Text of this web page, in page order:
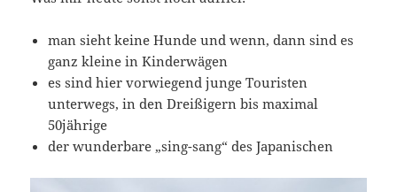
man sieht keine Hunde und wenn, dann sind es
ganz kleine in Kinderwägen
es sind hier vorwiegend junge Touristen
unterwegs, in den Dreißigern bis maximal
50jährige
der wunderbare „sing-sang“ des Japanischen